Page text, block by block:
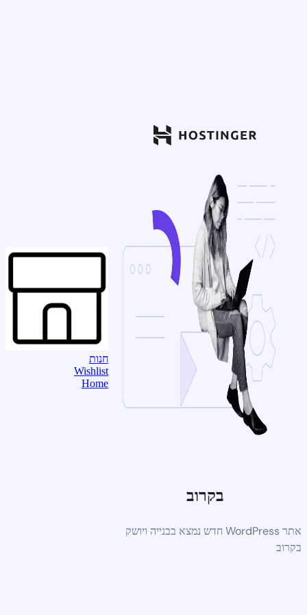
בקרוב
אתר WordPress חדש נמצא בבנייה ויושק
בקרוב
חנות
Wishlist
Home